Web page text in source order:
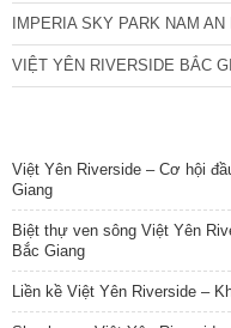
IMPERIA SKY PARK NAM AN
VIỆT YÊN RIVERSIDE BẮC
Việt Yên Riverside – Cơ hội
Giang
Biệt thự ven sông Việt Yên
Bắc Giang
Liền kề Việt Yên Riverside –